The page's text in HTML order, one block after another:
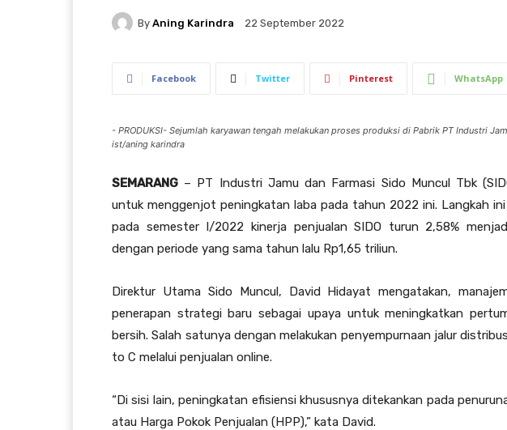
By Aning Karindra 22 September 2022
Facebook Twitter Pinterest WhatsApp
- PRODUKSI- Sejumlah karyawan tengah melakukan proses produksi di Pabrik PT Industri
ist/aning karindra
SEMARANG – PT Industri Jamu dan Farmasi Sido Muncul Tbk
untuk menggenjot peningkatan laba pada tahun 2022 ini. Langkah
pada semester I/2022 kinerja penjualan SIDO turun 2,58%
dengan periode yang sama tahun lalu Rp1,65 triliun.
Direktur Utama Sido Muncul, David Hidayat mengatakan,
penerapan strategi baru sebagai upaya untuk meningkatkan
bersih. Salah satunya dengan melakukan penyempurnaan jalur
to C melalui penjualan online.
“Di sisi lain, peningkatan efisiensi khususnya ditekankan pada
atau Harga Pokok Penjualan (HPP),” kata David.